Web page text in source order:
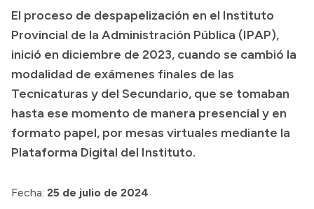
Transparencia
Presupuesto
Boletín Oficial
Compras y licitaciones
Consulta de expedientes
Consulta de pago a proveedores
El proceso de despapelización en el Instituto
Provincial de la Administración Pública (IPAP),
inició en diciembre de 2023, cuando se cambió la
modalidad de exámenes finales de las
Tecnicaturas y del Secundario, que se tomaban
hasta ese momento de manera presencial y en
formato papel, por mesas virtuales mediante la
Plataforma Digital del Instituto.
Fecha: 25 de julio de 2024